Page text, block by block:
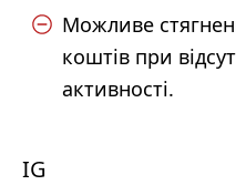
Можливе
коштів при
активності.
IG